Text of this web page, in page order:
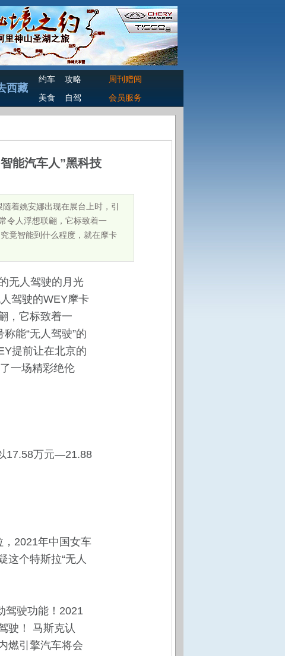
西藏
约车
攻略
美食
自驾
周刊赠阅
会员服务
能汽车人”黑科技
着姚安娜出现在展台上时，引
令人浮想联翩，它标致着一
竟智能到什么程度，就在摩卡
无人驾驶的月光
驾驶的WEY摩卡
，它标致着一
能“无人驾驶”的
提前让在北京的
一场精彩绝伦
17.58万元—21.88
2021年中国女车
这个特斯拉“无人
驾驶功能！2021
驶！ 马斯克认
燃引擎汽车将会